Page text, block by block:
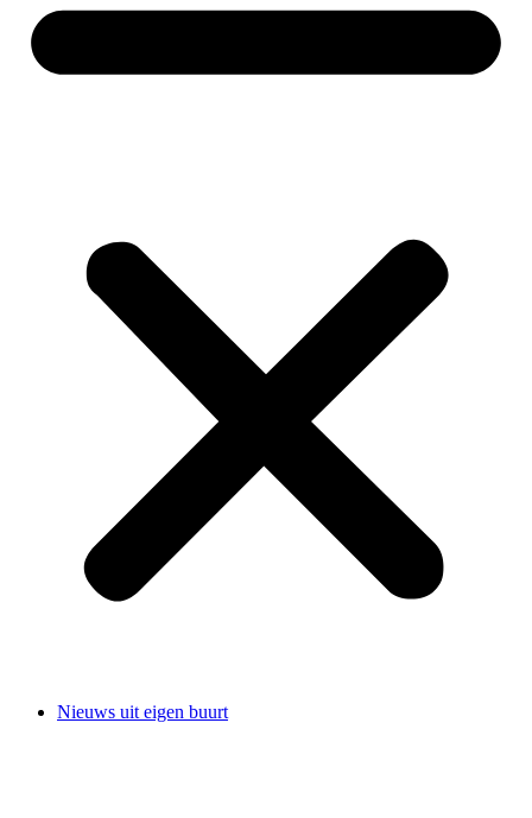
Nieuws uit eigen buurt